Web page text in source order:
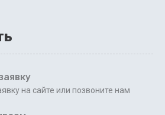
на сайте или позвоните нам